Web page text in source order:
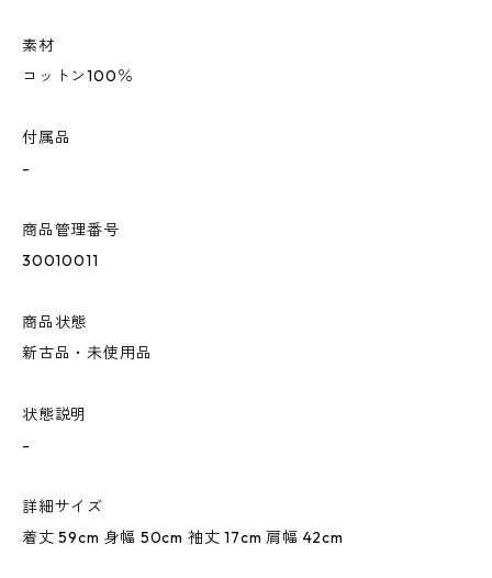
素材
コットン100％
付属品
-
商品管理番号
30010011
商品状態
新古品・未使用品
状態説明
-
詳細サイズ
着丈 59cm 身幅 50cm 袖丈 17cm 肩幅 42cm